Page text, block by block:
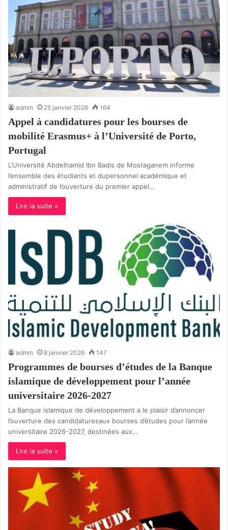
admin 25 janvier 2026 164
Appel à candidatures pour les bourses de
mobilité Erasmus+ à l’Université de Porto,
Portugal
L’Université Abdelhamid Ibn Badis de Mostaganem informe
l’ensemble des étudiants et dupersonnel académique et
administratif de l’ouverture du premier appel…
Lire la suite »
admin 8 janvier 2026 147
Programmes de bourses d’études de la Banque
islamique de développement pour l’année
universitaire 2026-2027
La Banque islamique de développement a le plaisir d’annoncer
l’ouverture des candidaturesaux bourses d’études pour l’année
universitaire 2026-2027, destinées aux…
Lire la suite »